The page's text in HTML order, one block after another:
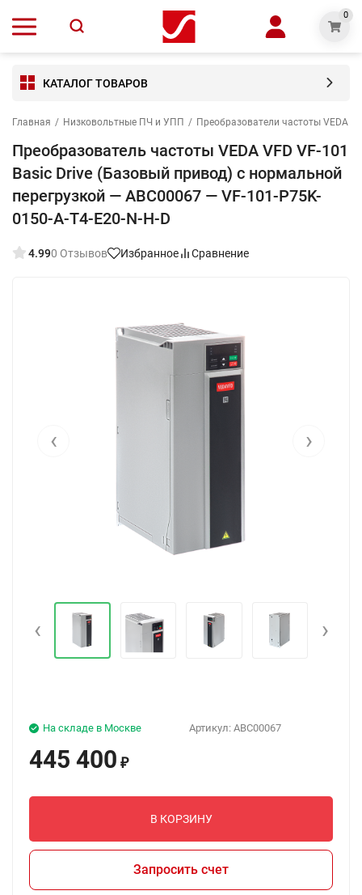
0
КАТАЛОГ ТОВАРОВ
Главная / Низковольтные ПЧ и УПП / Преобразователи частоты VEDA
Преобразователь частоты VEDA VFD VF-101
Basic Drive (Базовый привод) c нормальной
перегрузкой — ABC00067 — VF-101-P75K-
0150-A-T4-E20-N-H-D
4.990 Отзывов Избранное Сравнение
‹ ›
‹ ›
Артикул: ABC00067
На складе в Москве
445 400 ₽
В КОРЗИНУ
Запросить счет